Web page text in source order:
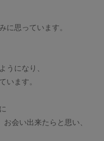
に思っています。
うになり、
います。
会い出来たらと思い、